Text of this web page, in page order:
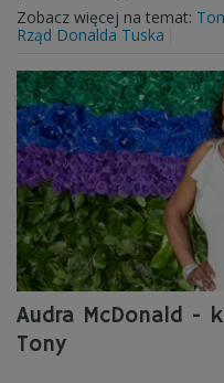
Zobacz więcej na temat:
Rząd Donalda Tuska
Audra McDonald -
Tony